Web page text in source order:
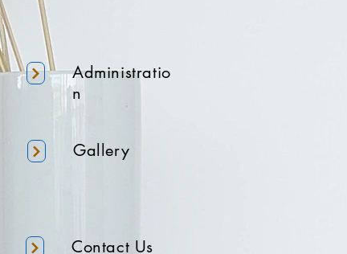
Administratio
n
Gallery
Contact Us